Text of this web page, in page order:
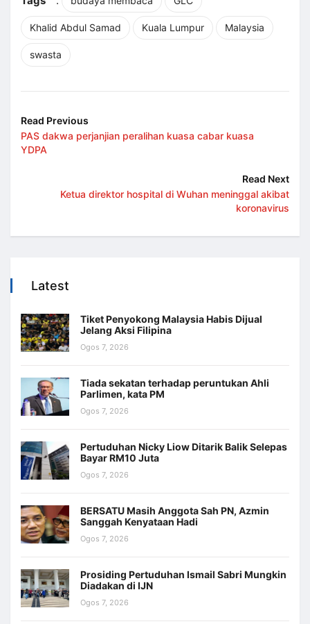
Khalid Abdul Samad Kuala Lumpur Malaysia
swasta
Read Previous
PAS dakwa perjanjian peralihan kuasa cabar kuasa
YDPA
Read Next
Ketua direktor hospital di Wuhan meninggal akibat
koronavirus
Latest
Tiket Penyokong Malaysia Habis Dijual
Jelang Aksi Filipina
Ogos 7, 2026
Tiada sekatan terhadap peruntukan Ahli
Parlimen, kata PM
Ogos 7, 2026
Pertuduhan Nicky Liow Ditarik Balik Selepas
Bayar RM10 Juta
Ogos 7, 2026
BERSATU Masih Anggota Sah PN, Azmin
Sanggah Kenyataan Hadi
Ogos 7, 2026
Prosiding Pertuduhan Ismail Sabri Mungkin
Diadakan di IJN
Ogos 7, 2026